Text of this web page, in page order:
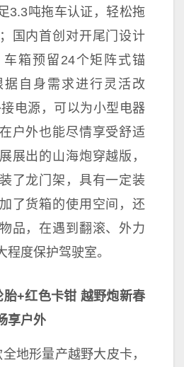
3.3吨拖车认证，轻松拖
国内首创对开尾门设计
箱预留24个矩阵式锚
据自身需求进行灵活改
电源，可以为小型电器
户外也能尽情享受舒适
展出的山海炮穿越版，
了龙门架，具有一定装
了货箱的使用空间，还
品，在遇到翻滚、外力
度保护驾驶室。
胎+红色卡钳 越野炮新春
享户外
地形量产越野大皮卡，